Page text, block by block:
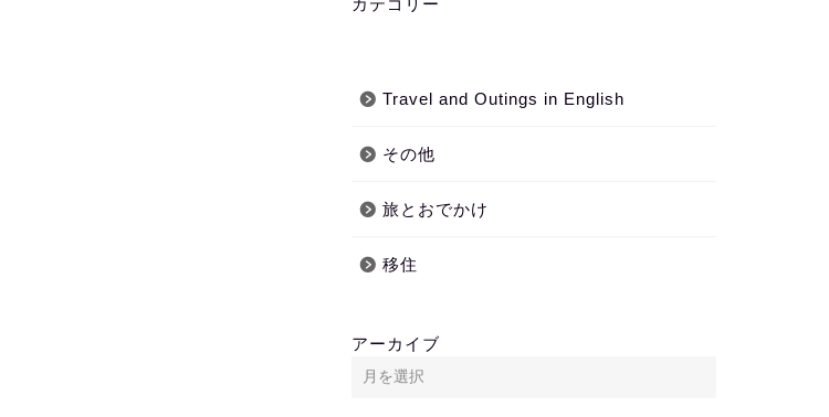
Travel and Outings in English
その他
旅とおでかけ
移住
アーカイブ